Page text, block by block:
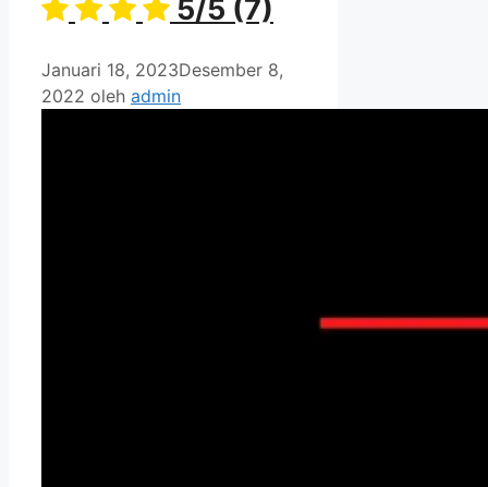
5/5 (7)
Januari 18, 2023Desember 8,
2022 oleh admin